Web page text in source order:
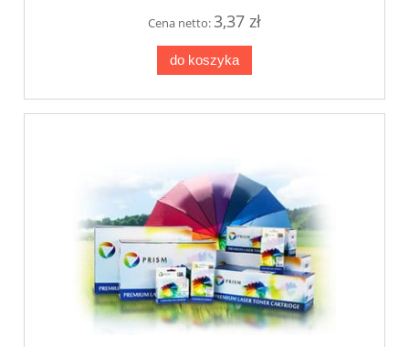
Cena netto:3,37 zł
do koszyka